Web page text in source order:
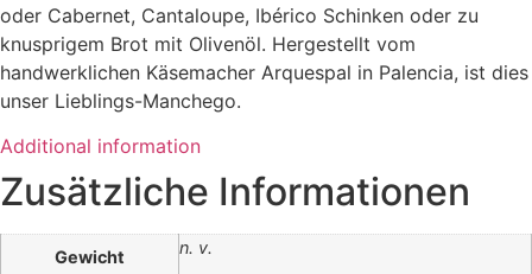
oder Cabernet, Cantaloupe, Ibérico Schinken oder zu
knusprigem Brot mit Olivenöl. Hergestellt vom
handwerklichen Käsemacher Arquespal in Palencia, ist dies
unser Lieblings-Manchego.
Additional information
Zusätzliche Informationen
Gewicht n. v.